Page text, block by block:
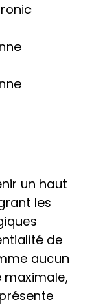
un haut
les
de
aucun
maximale,